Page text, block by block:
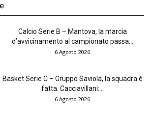
Calcio Serie B – Mantova, la marcia
d’avvicinamento al campionato passa...
6 Agosto 2026
Basket Serie C – Gruppo Saviola, la squadra è
fatta. Cacciavillani:...
6 Agosto 2026